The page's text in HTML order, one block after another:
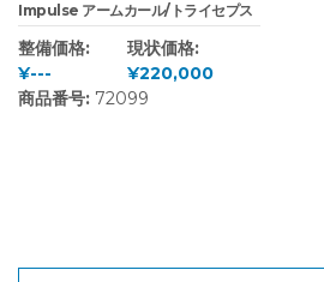
Impulse アームカール/トライセプス
整備価格:
¥---
現状価格:
¥220,000
商品番号: 72099